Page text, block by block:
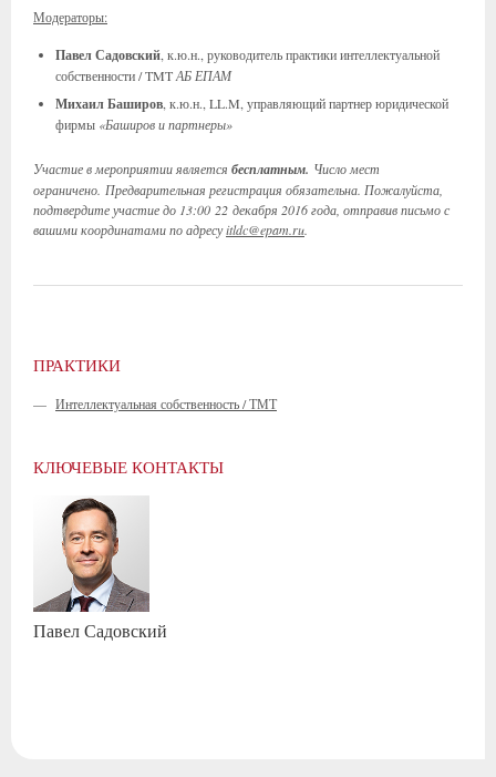
Модераторы:
Павел Садовский , к.ю.н., руководитель практики интеллектуальной
собственности / TMTАБ ЕПАМ
Михаил Баширов , к.ю.н., LL.M, управляющий партнер юридической
фирмы «Баширов и партнеры»
Участие в мероприятии является бесплатным. Число мест
ограничено. Предварительная регистрация обязательна. Пожалуйста,
подтвердите участие до 13:00 22 декабря 2016 года, отправив письмо с
вашими координатами по адресуitldc@epam.ru
ПРАКТИКИ
— Интеллектуальная собственность / ТМТ
КЛЮЧЕВЫЕ КОНТАКТЫ
ПавелСадовский